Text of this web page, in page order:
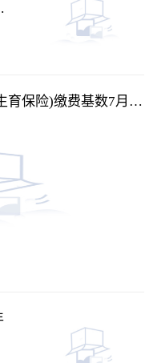
育保险)缴费基数7月起